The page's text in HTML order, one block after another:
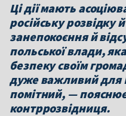
Ці дії мають
російську розвідку
занепокоєння й
польської влади,
безпеку своїм
дуже важливий для
помітний, —
контррозвідниця.